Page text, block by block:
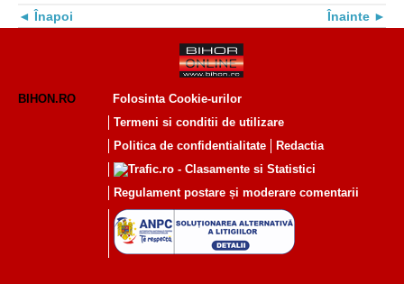
Înapoi Înainte
BIHON.RO
Folosinta Cookie-urilor
Termeni si conditii de utilizare
Politica de confidentialitate
Redactia
Regulament postare și moderare comentarii